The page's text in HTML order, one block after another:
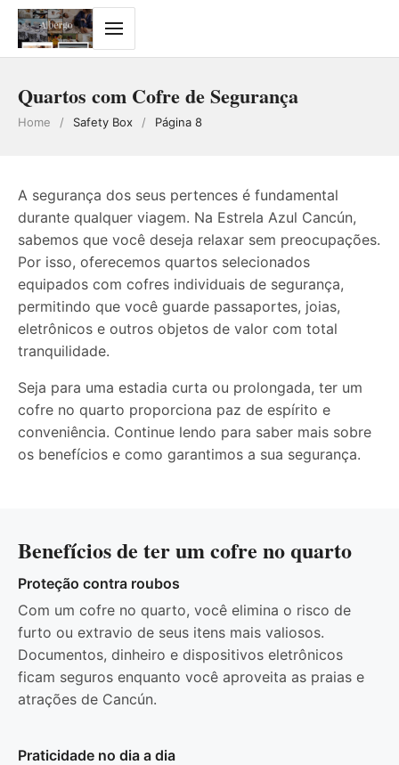
Quartos com Cofre de Segurança
Home / Safety Box / Página 8
A segurança dos seus pertences é fundamental
durante qualquer viagem. Na Estrela Azul Cancún,
sabemos que você deseja relaxar sem preocupações.
Por isso, oferecemos quartos selecionados
equipados com cofres individuais de segurança,
permitindo que você guarde passaportes, joias,
eletrônicos e outros objetos de valor com total
tranquilidade.
Seja para uma estadia curta ou prolongada, ter um
cofre no quarto proporciona paz de espírito e
conveniência. Continue lendo para saber mais sobre
os benefícios e como garantimos a sua segurança.
Benefícios de ter um cofre no quarto
Proteção contra roubos
Com um cofre no quarto, você elimina o risco de
furto ou extravio de seus itens mais valiosos.
Documentos, dinheiro e dispositivos eletrônicos
ficam seguros enquanto você aproveita as praias e
atrações de Cancún.
Praticidade no dia a dia